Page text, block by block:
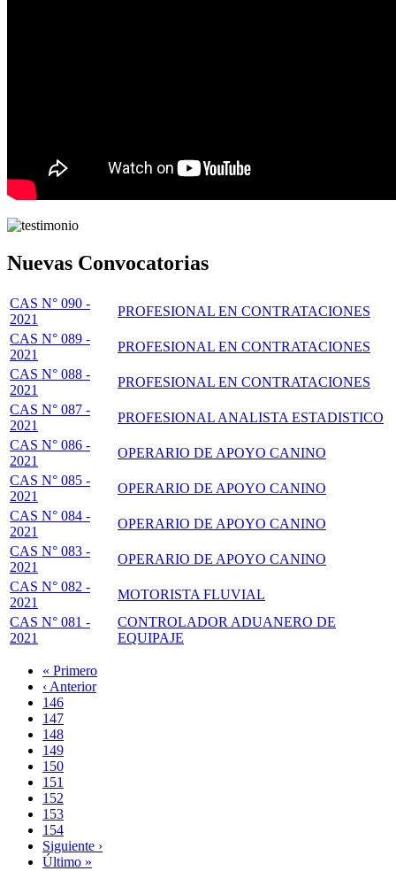
Nuevas Convocatorias
CAS N° 090 -
2021
PROFESIONAL EN CONTRATACIONES
CAS N° 089 -
2021
PROFESIONAL EN CONTRATACIONES
CAS N° 088 -
2021
PROFESIONAL EN CONTRATACIONES
CAS N° 087 -
2021
PROFESIONAL ANALISTA ESTADISTICO
CAS N° 086 -
2021
OPERARIO DE APOYO CANINO
CAS N° 085 -
2021
OPERARIO DE APOYO CANINO
CAS N° 084 -
2021
OPERARIO DE APOYO CANINO
CAS N° 083 -
2021
OPERARIO DE APOYO CANINO
CAS N° 082 -
2021
MOTORISTA FLUVIAL
CAS N° 081 -
2021
CONTROLADOR ADUANERO DE
EQUIPAJE
Paginación
Primera
página
« Primero
Página
anterior
‹ Anterior
Page
146
Page
147
Page
148
Page
149
Página
actual
150
Page
151
Page
152
Page
153
Page
154
Siguiente
página
Siguiente ›
Última
Último »